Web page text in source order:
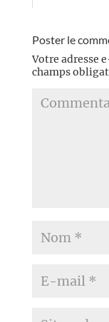
Poster le
Votre adresse
champs